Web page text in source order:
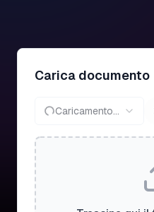
Carica documento
Caricamento...